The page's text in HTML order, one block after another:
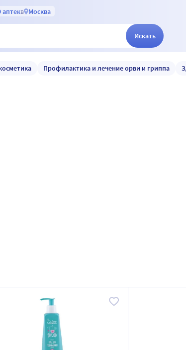
аптекв Москва
Искать
Профилактика и лечение орви и гриппа